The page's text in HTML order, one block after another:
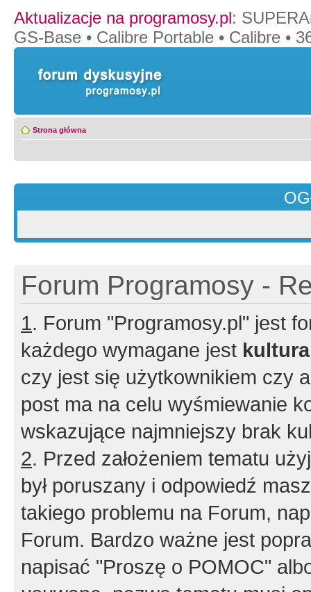
Aktualizacje na programosy.pl:
GS-Base • Calibre Portable • Calibre •
Strona główna
Forum Programosy -
1. Forum "Programosy.pl" jest
każdego wymagane jest
czy jest się użytkownikiem czy
post ma na celu wyśmiewanie
wskazujące najmniejszy brak
2. Przed założeniem tematu
był poruszany i odpowiedź
takiego problemu na Forum,
Forum. Bardzo ważne jest
napisać "Proszę o POMOC"